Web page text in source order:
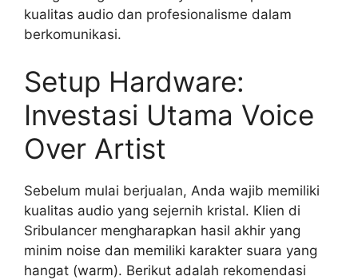
kualitas audio dan profesionalisme dalam
berkomunikasi.
Setup Hardware:
Investasi Utama Voice
Over Artist
Sebelum mulai berjualan, Anda wajib memiliki
kualitas audio yang sejernih kristal. Klien di
Sribulancer mengharapkan hasil akhir yang
minim noise dan memiliki karakter suara yang
hangat (warm). Berikut adalah rekomendasi